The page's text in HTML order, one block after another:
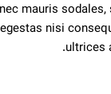
mauris
nisi
ultrices